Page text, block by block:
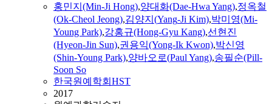
홍민지(Min-Ji Hong),양대화(Dae-HwaYang),정옥철
(Ok-Cheol Jeong),김양지(Yang-Ji Kim),박미영(Mi-
Young Park),강홍규(Hong-Gyu Kang),선현진
(Hyeon-Jin Sun),권용익(Yong-Ik Kwon),박신영
(Shin-Young Park),양바오로(PaulYang),송필순(Pill-
Soon So
한국원예학회HST
2017